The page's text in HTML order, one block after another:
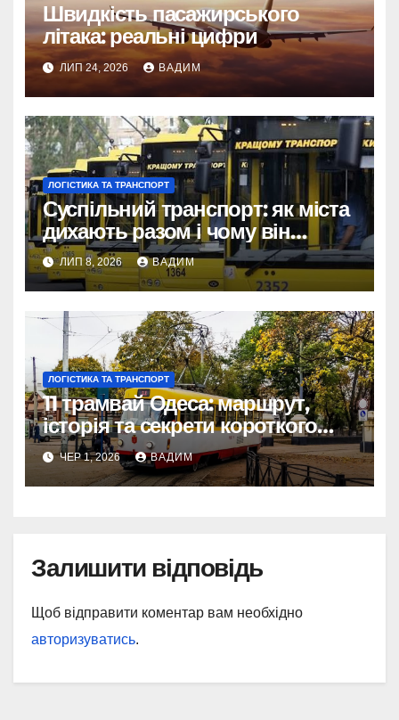
Швидкість пасажирського
літака: реальні цифри
ЛИП 24, 2026 ВАДИМ
ЛОГІСТИКА ТА ТРАНСПОРТ
Суспільний транспорт: як міста
дихають разом і чому він
змінює наше життя
ЛИП 8, 2026 ВАДИМ
ЛОГІСТИКА ТА ТРАНСПОРТ
11 трамвай Одеса: маршрут,
історія та секрети короткого
шляху крізь Молдаванку
ЧЕР 1, 2026 ВАДИМ
Залишити відповідь
Щоб відправити коментар вам необхідно
авторизуватись.